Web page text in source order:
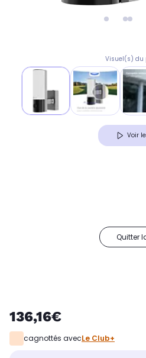
Visuel(s) du
Voir
Quitter
136,16€
cagnottés avecLe Club+